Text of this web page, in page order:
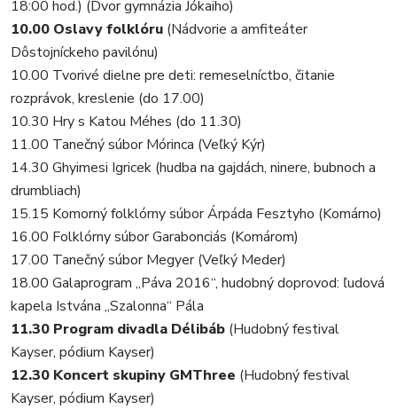
18:00 hod.) (Dvor gymnázia Jókaiho)
10.00 Oslavy folklóru (Nádvorie a amfiteáter
Dôstojníckeho pavilónu)
10.00 Tvorivé dielne pre deti: remeselníctbo, čitanie
rozprávok, kreslenie (do 17.00)
10.30 Hry s Katou Méhes (do 11.30)
11.00 Tanečný súbor Mórinca (Veľký Kýr)
14.30 Ghyimesi Igricek (hudba na gajdách, ninere, bubnoch a
drumbliach)
15.15 Komorný folklórny súbor Árpáda Fesztyho (Komárno)
16.00 Folklórny súbor Garabonciás (Komárom)
17.00 Tanečný súbor Megyer (Veľký Meder)
18.00 Galaprogram „Páva 2016“, hudobný doprovod: ľudová
kapela Istvána „Szalonna“ Pála
11.30 Program divadla Délibáb (Hudobný festival
Kayser, pódium Kayser)
12.30 Koncert skupiny GMThree (Hudobný festival
Kayser, pódium Kayser)